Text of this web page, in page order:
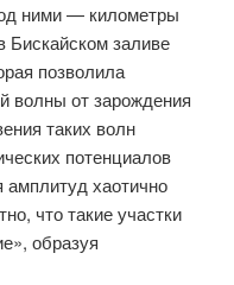
ними — километры
Бискайском заливе
позволила
волны от зарождения
таких волн
потенциалов
хаотично
что такие участки
образуя